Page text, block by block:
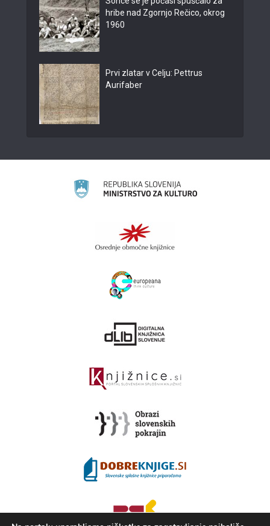
hribe nad Zgornjo Rečico, okrog
1960
Prvi zlatar v Celju: Pettrus
Aurifaber